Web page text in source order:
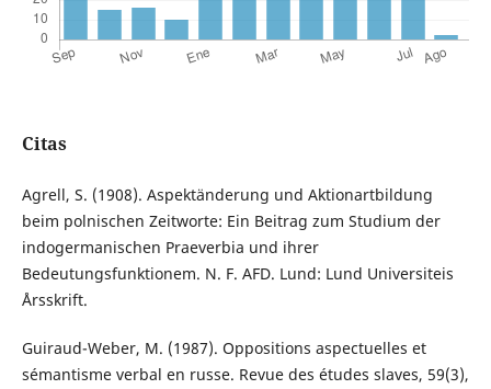
Citas
Agrell, S. (1908). Aspektänderung und Aktionartbildung
beim polnischen Zeitworte: Ein Beitrag zum Studium der
indogermanischen Praeverbia und ihrer
Bedeutungsfunktionem. N. F. AFD. Lund: Lund Universiteis
Årsskrift.
Guiraud-Weber, M. (1987). Oppositions aspectuelles et
sémantisme verbal en russe. Revue des études slaves, 59(3),